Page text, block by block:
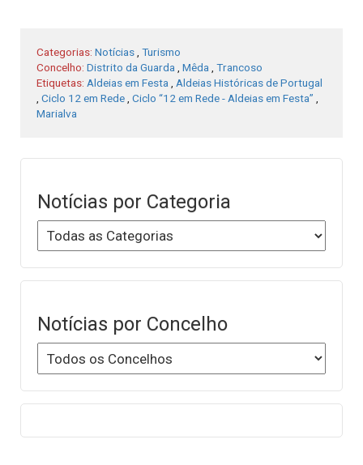
Categorias: Notícias Turismo
Concelho: Distrito da Guarda Mêda
Trancoso
Etiquetas: Aldeias em Festa
Aldeias Históricas de Portugal
Ciclo 12 em Rede Ciclo “12 em Rede - Aldeias em Festa”
Marialva
Notícias por Categoria
Notícias por Concelho